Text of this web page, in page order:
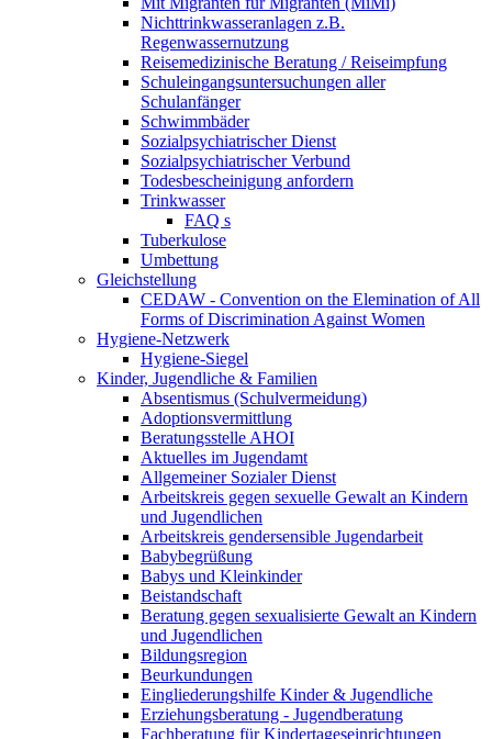
Nichttrinkwasseranlagen z.B.
Regenwassernutzung
Reisemedizinische Beratung / Reiseimpfung
Schuleingangsuntersuchungen aller
Schulanfänger
Schwimmbäder
Sozialpsychiatrischer Dienst
Sozialpsychiatrischer Verbund
Todesbescheinigung anfordern
Trinkwasser
FAQ s
Tuberkulose
Umbettung
Gleichstellung
CEDAW - Convention on the Elemination of All
Forms of Discrimination Against Women
Hygiene-Netzwerk
Hygiene-Siegel
Kinder, Jugendliche & Familien
Absentismus (Schulvermeidung)
Adoptionsvermittlung
Beratungsstelle AHOI
Aktuelles im Jugendamt
Allgemeiner Sozialer Dienst
Arbeitskreis gegen sexuelle Gewalt an Kindern
und Jugendlichen
Arbeitskreis gendersensible Jugendarbeit
Babybegrüßung
Babys und Kleinkinder
Beistandschaft
Beratung gegen sexualisierte Gewalt an Kindern
und Jugendlichen
Bildungsregion
Beurkundungen
Eingliederungshilfe Kinder & Jugendliche
Erziehungsberatung - Jugendberatung
Fachberatung für Kindertageseinrichtungen